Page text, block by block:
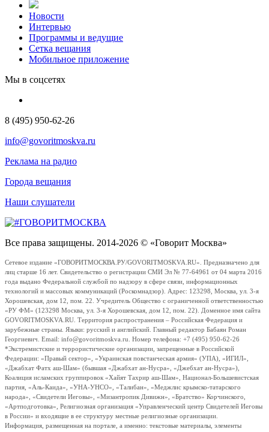
Новости
Интервью
Программы и ведущие
Сетка вещания
Мобильное приложение
Мы в соцсетях
8 (495) 950-62-26
info@govoritmoskva.ru
Реклама на радио
Города вещания
Наши слушатели
Все права защищены. 2014-2026 © «Говорит Москва»
Сетевое издание «ГОВОРИТМОСКВА.РУ/GOVORITMOSKVA.RU». Предназначено для
лиц старше 16 лет. Свидетельство о регистрации СМИ Эл № 77-64961 от 04 марта 2016
года выдано Федеральной службой по надзору в сфере связи, информационных
технологий и массовых коммуникаций (Роскомнадзор). Адрес: 123298, Москва, ул. 3-я
Хорошевская, дом 12, пом. 22. Учредитель Общество с ограниченной ответственностью
«РУ ФМ» (123298 Москва, ул. 3-я Хорошевская, дом 12, пом. 22). Доменное имя сайта
GOVORITMOSKVA.RU. Территория распространения – Российская Федерация и
зарубежные страны. Языки: русский и английский. Главный редактор Бабаян Роман
Георгиевич. Email: info@govoritmoskva.ru. Номер телефона: +7 (495) 950-62-26
*Экстремистские и террористические организации, запрещенные в Российской
Федерации: «Правый сектор», «Украинская повстанческая армия» (УПА), «ИГИЛ»,
«Джабхат Фатх аш-Шам» (бывшая «Джабхат ан-Нусра», «Джебхат ан-Нусра»),
Коалиция исламских группировок «Хайят Тахрир аш-Шам», Национал-Большевистская
партия, «Аль-Каида», «УНА-УНСО», «Талибан», «Меджлис крымско-татарского
народа», «Свидетели Иеговы», «Мизантропик Дивижн», «Братство» Корчинского,
«Артподготовка», Религиозная организация «Управленческий центр Свидетелей Иеговы
в России» и входящие в ее структуру местные религиозные организации.
Информация, размещенная на портале, а именно: текстовые материалы, элементы